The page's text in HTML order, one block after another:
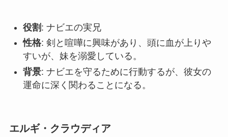
役割 : ナビエの実兄
性格: 剣と喧嘩に興味があり、頭に血が上りや
すいが、妹を溺愛している。
背景: ナビエを守るために行動するが、彼女の
運命に深く関わることになる。
エルギ・クラウディア